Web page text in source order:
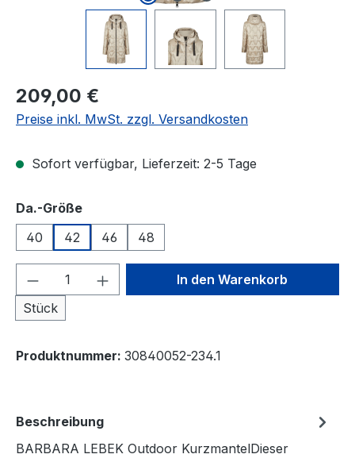
Regulärer Preis:
209,00 €
Preise inkl. MwSt. zzgl. Versandkosten
Sofort verfügbar, Lieferzeit: 2-5 Tage
Da.-Größeauswählen
40
42 46 48
Produkt Anzahl: Gib den
Stück
In den Warenkorb
Produktnummer: 30840052-234.1
Beschreibung
BARBARA LEBEK Outdoor KurzmantelDieser